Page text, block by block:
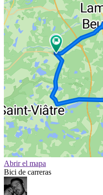
Abrir el mapa
Bici de carreras